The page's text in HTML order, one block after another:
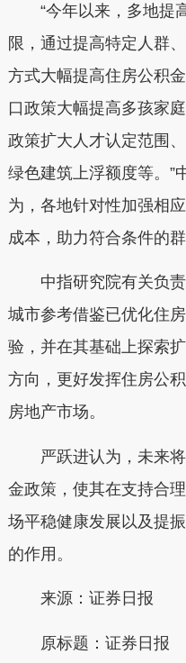
“今年以来，多地提
限，通过提高特定人群
方式大幅提高住房公积
口政策大幅提高多孩家
政策扩大人才认定范围
绿色建筑上浮额度等。”
为，各地针对性加强相
成本，助力符合条件的
中指研究院有关负责
城市参考借鉴已优化住
验，并在其基础上探索
方向，更好发挥住房公
房地产市场。
严跃进认为，未来将
金政策，使其在支持合
场平稳健康发展以及提
的作用。
来源：证券日报
原标题：证券日报